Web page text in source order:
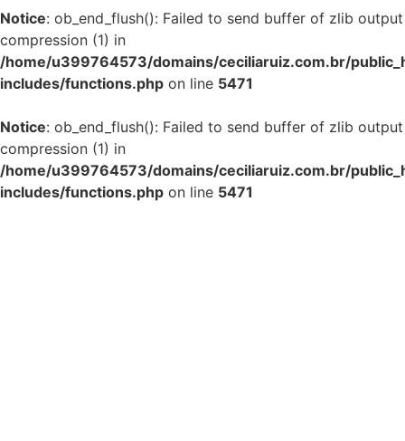
Notice: ob_end_flush(): Failed to send buffer of zlib output
compression (1) in
/home/u399764573/domains/ceciliaruiz.com.br/
includes/functions.php on line 5471
Notice: ob_end_flush(): Failed to send buffer of zlib output
compression (1) in
/home/u399764573/domains/ceciliaruiz.com.br/
includes/functions.php on line 5471